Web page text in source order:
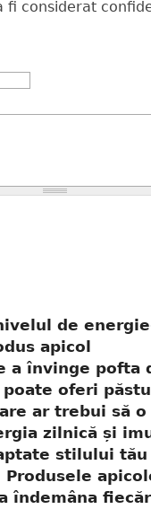
fi considerat
de
apicol
a învinge pofta
oferi
ar trebui să o
zilnică și
stilului tău
îndemâna